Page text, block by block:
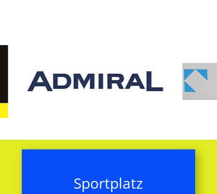
Sportplatz